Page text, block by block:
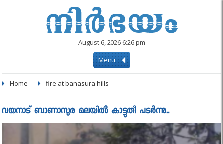
August 6, 2026 6:26 pm
Menu
Home fire at banasura hills
വയനാട് ബാണാസുര മലയില്‍ കാട്ടുതീ പടർന്നു..